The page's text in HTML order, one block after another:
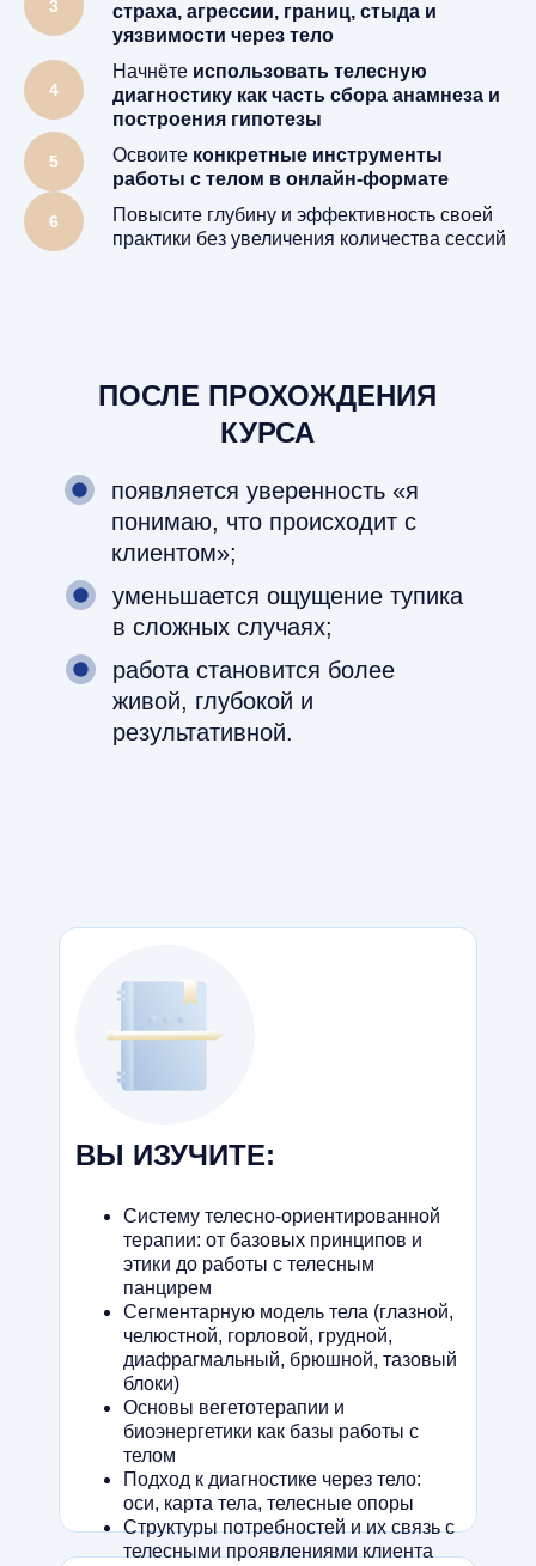
страха, агрессии, границ, стыда и
уязвимости через тело
Начнёте использовать телесную
диагностику как часть сбора анамнеза и
построения гипотезы
Освоите конкретные инструменты
работы с телом в онлайн-формате
Повысите глубину и эффективность своей
практики без увеличения количества сессий
работа становится более
живой, глубокой и
результативной.
уменьшается ощущение тупика
в сложных случаях;
появляется уверенность «я
понимаю, что происходит с
клиентом»;
ПОСЛЕ ПРОХОЖДЕНИЯ
КУРСА
Систему телесно-ориентированной
терапии: от базовых принципов и
этики до работы с телесным
панцирем
Сегментарную модель тела (глазной,
челюстной, горловой, грудной,
диафрагмальный, брюшной, тазовый
блоки)
Основы вегетотерапии и
биоэнергетики как базы работы с
телом
Подход к диагностике через тело:
оси, карта тела, телесные опоры
Структуры потребностей и их связь с
телесными проявлениями клиента
ВЫ ИЗУЧИТЕ: